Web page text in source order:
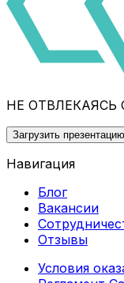
НЕ
Загрузить презентацию
Навигация
Блог
Вакансии
Отзывы
Условия